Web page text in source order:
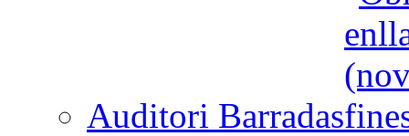
Auditori Barradas